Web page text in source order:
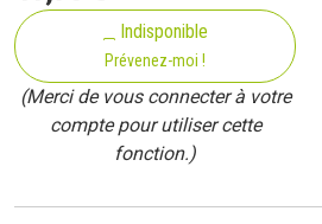
Indisponible
Prévenez-moi !
(Merci de vous connecter à votre
compte pour utiliser cette
fonction.)